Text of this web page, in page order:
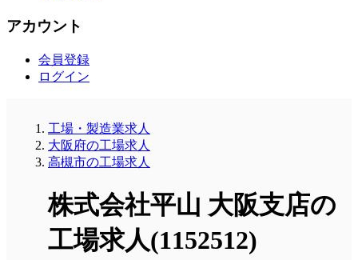
アカウント
会員登録
ログイン
工場・製造業求人
大阪府の工場求人
高槻市の工場求人
株式会社平山 大阪支店の
工場求人(1152512)